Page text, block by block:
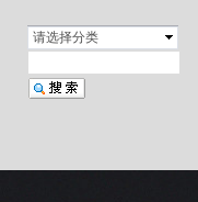
请选择分类